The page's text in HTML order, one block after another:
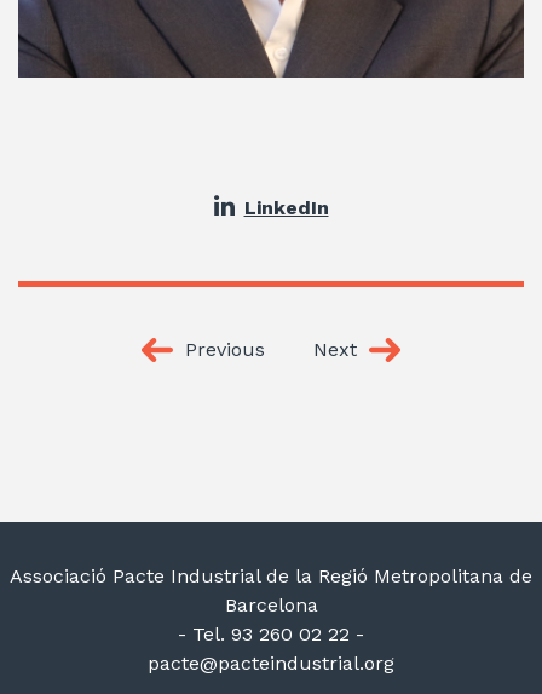
LinkedIn
Previous Next
Associació Pacte Industrial de la Regió Metropolitana de
Barcelona
- Tel. 93 260 02 22 -
pacte@pacteindustrial.org